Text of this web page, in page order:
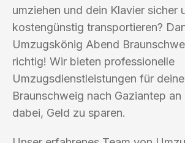
umziehen und dein Klavier sicher
kostengünstig transportieren?
Umzugskönig Abend
richtig! Wir bieten professionelle
Umzugsdienstleistungen für
Braunschweig nach Gaziantep
dabei, Geld zu sparen.